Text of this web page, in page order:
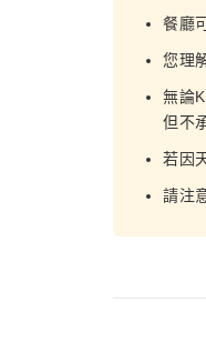
餐廳
您理
無論
但不
若因
請注